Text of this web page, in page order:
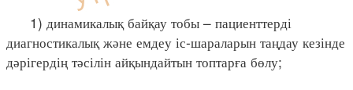
1) динамикалық байқау тобы – пациенттерді
диагностикалық және емдеу іс-шараларын таңдау кезінде
дәрігердің тәсілін айқындайтын топтарға бөлу;